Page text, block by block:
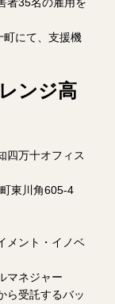
町にて、支援機
ンジ高
四万十オフィス
東川角605-4
ント・イノベ
マネジャー
ら受託するバッ